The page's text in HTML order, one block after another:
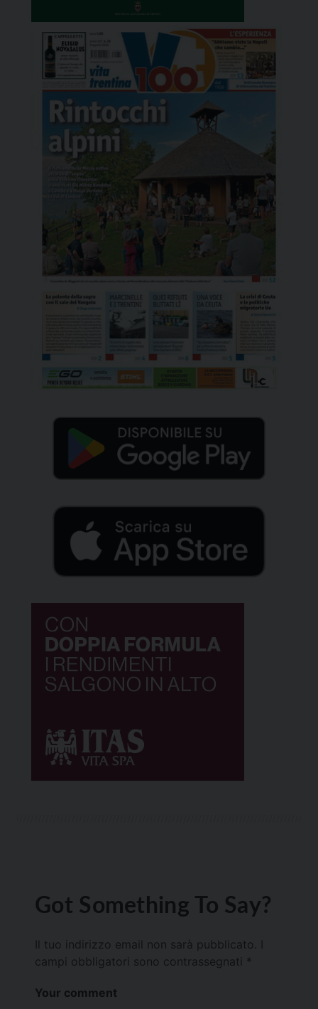
Got Something To Say?
Il tuo indirizzo email non sarà pubblicato.
campi obbligatori sono contrassegnati *
Your comment